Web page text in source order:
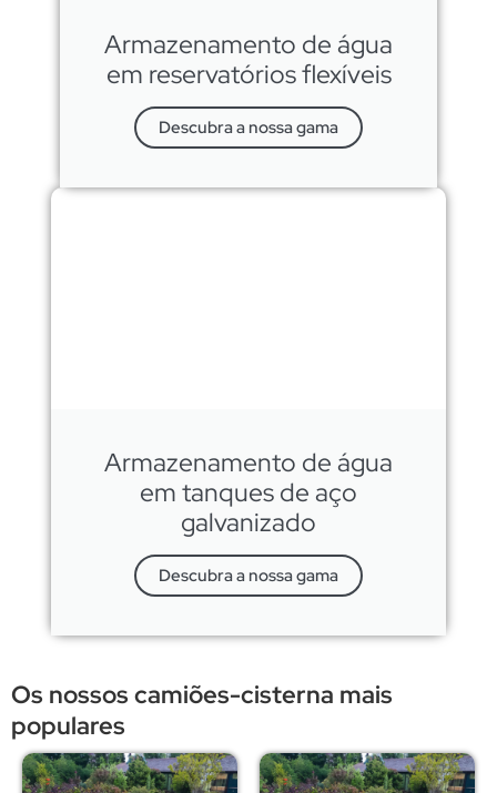
Armazenamento de água
em reservatórios flexíveis
Descubra a nossa gama
Armazenamento de água
em tanques de aço
galvanizado
Descubra a nossa gama
Os nossos camiões-cisterna mais
populares